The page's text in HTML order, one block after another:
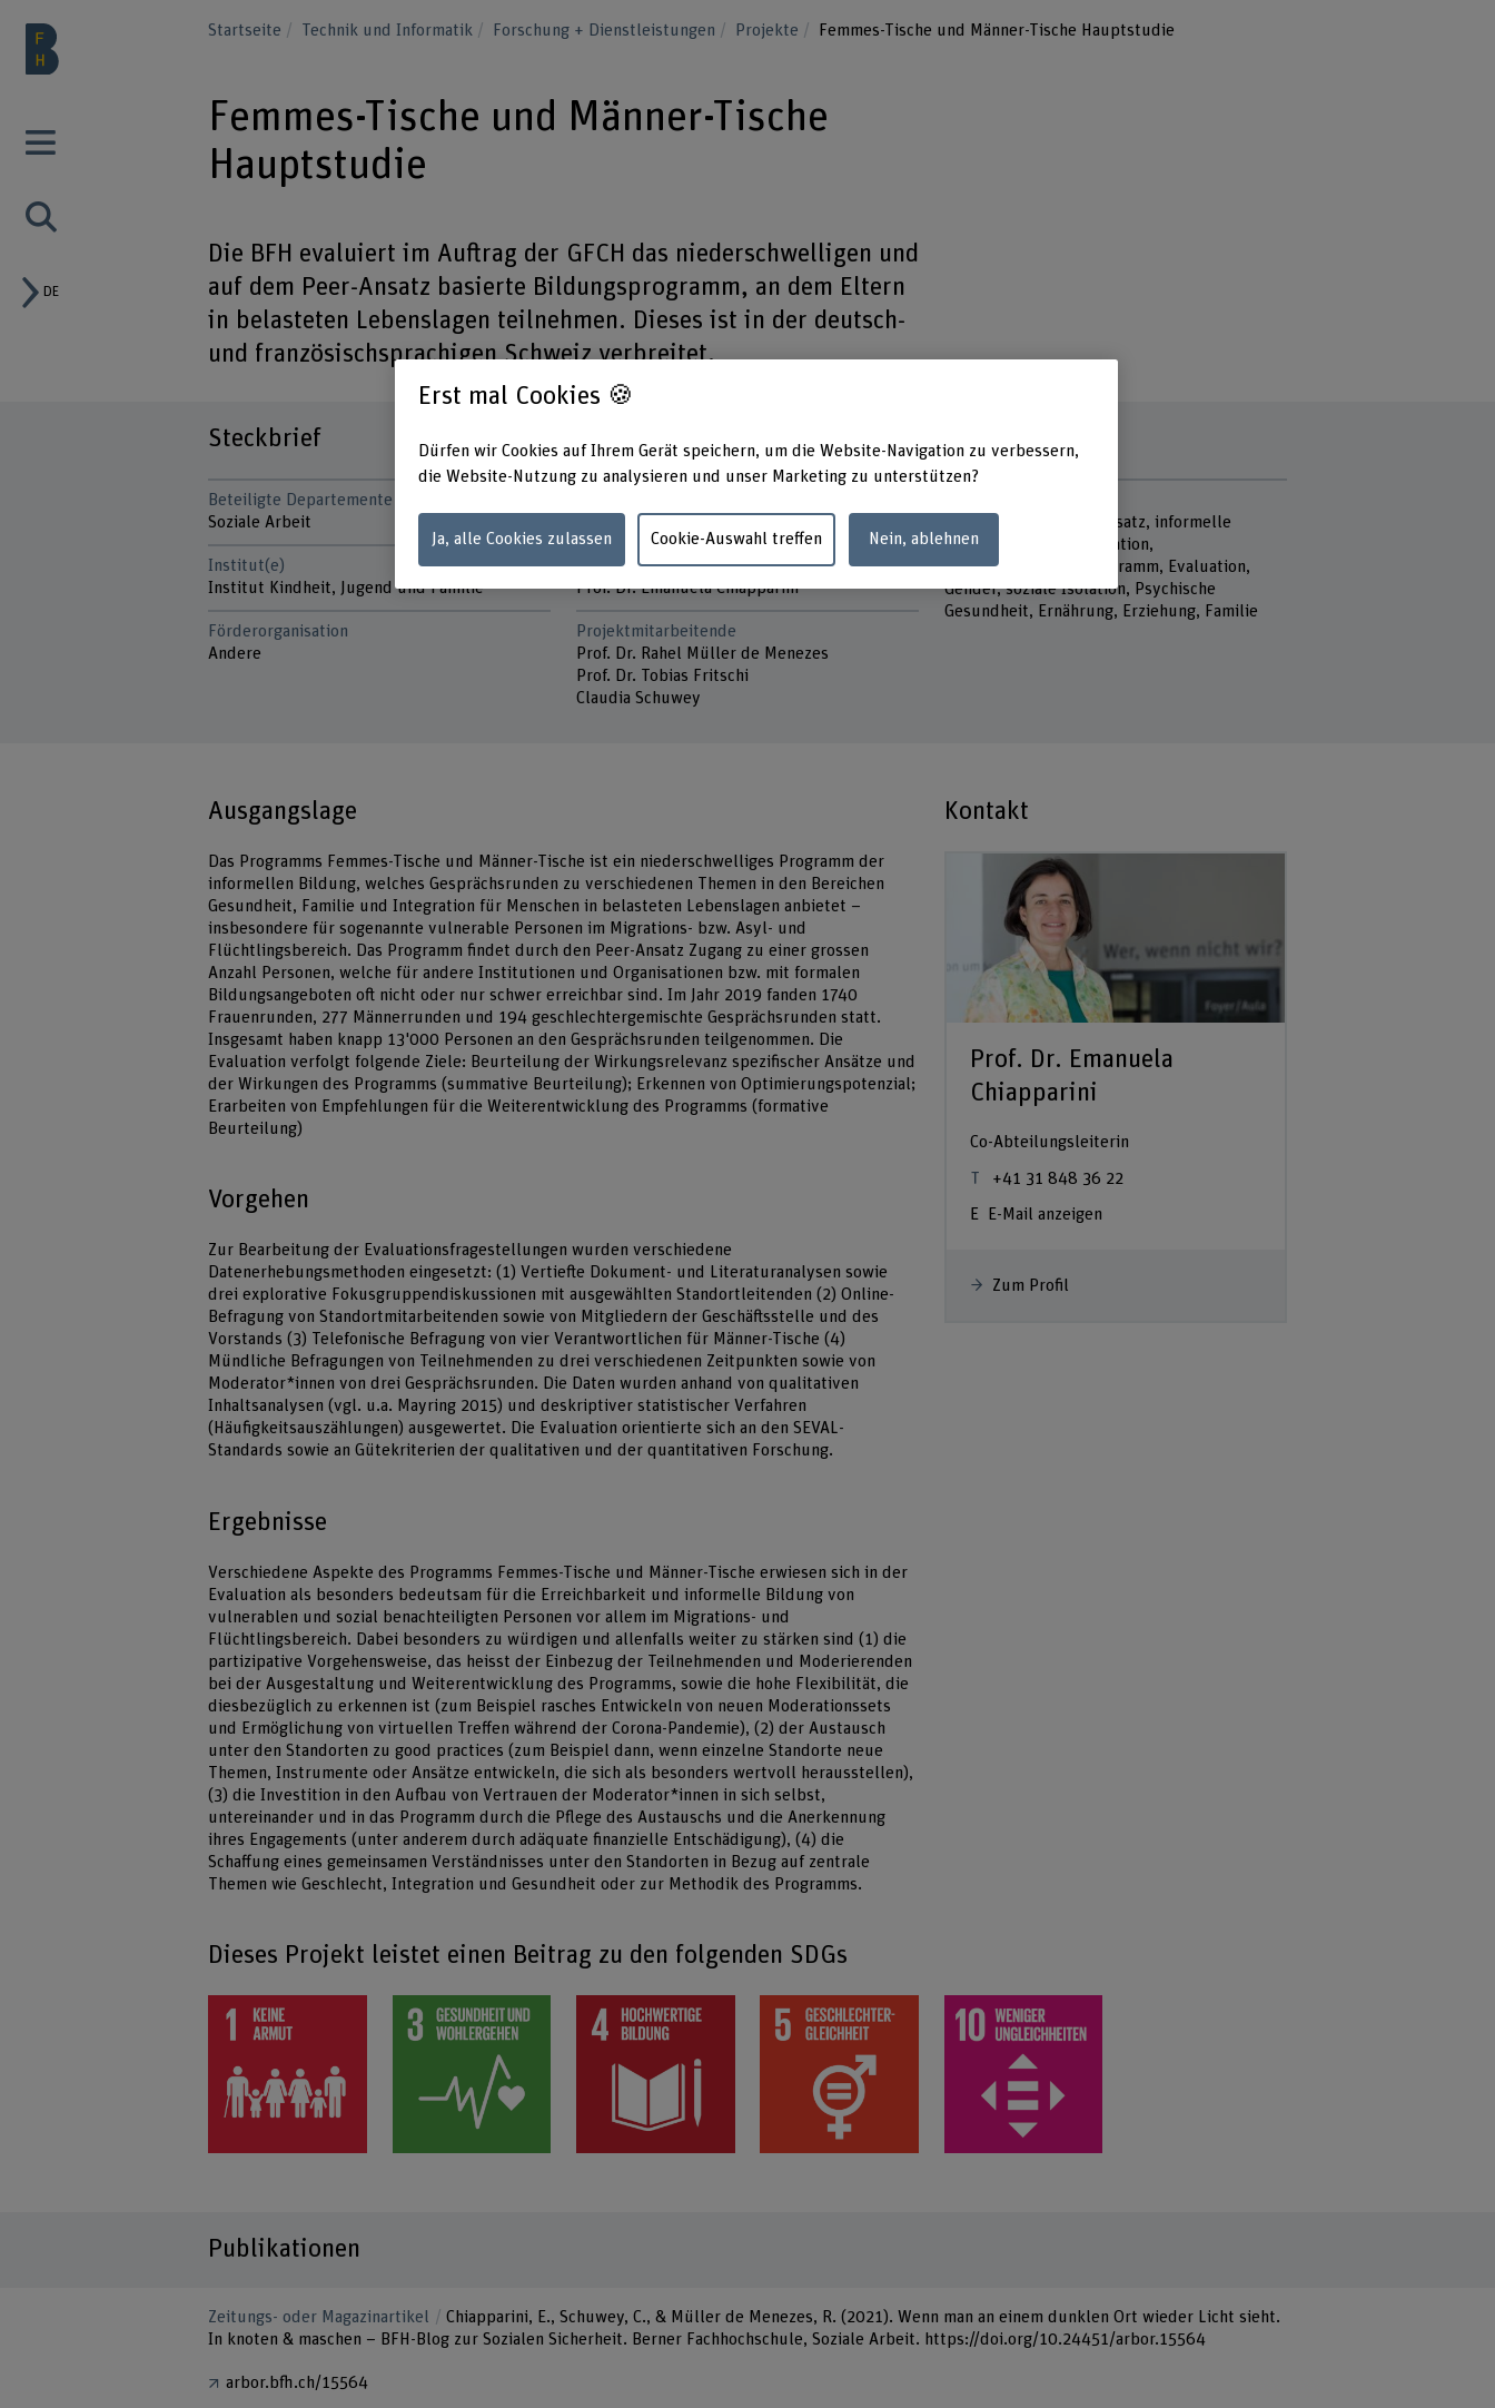
DE
Startseite Technik und Informatik Forschung + Dienstleistungen Projekte Femmes-Tische und Männer-Tische Hauptstudie
Femmes-Tische und Männer-Tische
Hauptstudie
Die BFH evaluiert im Auftrag der GFCH das niederschwelligen und
auf dem Peer-Ansatz basierte Bildungsprogramm, an dem Eltern
in belasteten Lebenslagen teilnehmen. Dieses ist in der deutsch-
und französischsprachigen Schweiz verbreitet.
Steckbrief
Beteiligte Departemente
Soziale Arbeit
Institut(e)
Institut Kindheit, Jugend und Familie
Förderorganisation
Andere
01.11.2019 - 31.12.2022
Projektleitung
Prof. Dr. Emanuela Chiapparini
Projektmitarbeitende
Prof. Dr. Rahel Müller de Menezes
Prof. Dr. Tobias Fritschi
Claudia Schuwey
Elternbildung, Peer-Ansatz, informelle
Bildung, soziale Integration,
niederschwelliges Programm, Evaluation,
Gender, soziale Isolation, Psychische
Gesundheit, Ernährung, Erziehung, Familie
Ausgangslage
Das Programms Femmes-Tische und Männer-Tische ist ein niederschwelliges Programm der
informellen Bildung, welches Gesprächsrunden zu verschiedenen Themen in den Bereichen
Gesundheit, Familie und Integration für Menschen in belasteten Lebenslagen anbietet –
insbesondere für sogenannte vulnerable Personen im Migrations- bzw. Asyl- und
Flüchtlingsbereich. Das Programm findet durch den Peer-Ansatz Zugang zu einer grossen
Anzahl Personen, welche für andere Institutionen und Organisationen bzw. mit formalen
Bildungsangeboten oft nicht oder nur schwer erreichbar sind. Im Jahr 2019 fanden 1740
Frauenrunden, 277 Männerrunden und 194 geschlechtergemischte Gesprächsrunden statt.
Insgesamt haben knapp 13'000 Personen an den Gesprächsrunden teilgenommen. Die
Evaluation verfolgt folgende Ziele: Beurteilung der Wirkungsrelevanz spezifischer Ansätze und
der Wirkungen des Programms (summative Beurteilung); Erkennen von Optimierungspotenzial;
Erarbeiten von Empfehlungen für die Weiterentwicklung des Programms (formative
Beurteilung)
Vorgehen
Zur Bearbeitung der Evaluationsfragestellungen wurden verschiedene
Datenerhebungsmethoden eingesetzt: (1) Vertiefte Dokument- und Literaturanalysen sowie
drei explorative Fokusgruppendiskussionen mit ausgewählten Standortleitenden (2) Online-
Befragung von Standortmitarbeitenden sowie von Mitgliedern der Geschäftsstelle und des
Vorstands (3) Telefonische Befragung von vier Verantwortlichen für Männer-Tische (4)
Mündliche Befragungen von Teilnehmenden zu drei verschiedenen Zeitpunkten sowie von
Moderator*innen von drei Gesprächsrunden. Die Daten wurden anhand von qualitativen
Inhaltsanalysen (vgl. u.a. Mayring 2015) und deskriptiver statistischer Verfahren
(Häufigkeitsauszählungen) ausgewertet. Die Evaluation orientierte sich an den SEVAL-
Standards sowie an Gütekriterien der qualitativen und der quantitativen Forschung.
Ergebnisse
Verschiedene Aspekte des Programms Femmes-Tische und Männer-Tische erwiesen sich in der
Evaluation als besonders bedeutsam für die Erreichbarkeit und informelle Bildung von
vulnerablen und sozial benachteiligten Personen vor allem im Migrations- und
Flüchtlingsbereich. Dabei besonders zu würdigen und allenfalls weiter zu stärken sind (1) die
partizipative Vorgehensweise, das heisst der Einbezug der Teilnehmenden und Moderierenden
bei der Ausgestaltung und Weiterentwicklung des Programms, sowie die hohe Flexibilität, die
diesbezüglich zu erkennen ist (zum Beispiel rasches Entwickeln von neuen Moderationssets
und Ermöglichung von virtuellen Treffen während der Corona-Pandemie), (2) der Austausch
unter den Standorten zu good practices (zum Beispiel dann, wenn einzelne Standorte neue
Themen, Instrumente oder Ansätze entwickeln, die sich als besonders wertvoll herausstellen),
(3) die Investition in den Aufbau von Vertrauen der Moderator*innen in sich selbst,
untereinander und in das Programm durch die Pflege des Austauschs und die Anerkennung
ihres Engagements (unter anderem durch adäquate finanzielle Entschädigung), (4) die
Schaffung eines gemeinsamen Verständnisses unter den Standorten in Bezug auf zentrale
Themen wie Geschlecht, Integration und Gesundheit oder zur Methodik des Programms.
Kontakt
Prof. Dr. Emanuela
Chiapparini
Co-Abteilungsleiterin
+41 31 848 36 22
E-Mail anzeigen
Zum Profil
Dieses Projekt leistet einen Beitrag zu den folgenden SDGs
Publikationen
Zeitungs- oder Magazinartikel
Chiapparini, E., Schuwey, C., & Müller de Menezes, R. (2021). Wenn man an einem dunklen Ort wieder Licht sieht.
In knoten & maschen – BFH-Blog zur Sozialen Sicherheit. Berner Fachhochschule, Soziale Arbeit. https://doi.org/10.24451/arbor.15564
arbor.bfh.ch/15564
Erst mal Cookies 🍪
Dürfen wir Cookies auf Ihrem Gerät speichern, um die Website-Navigation zu verbessern,
die Website-Nutzung zu analysieren und unser Marketing zu unterstützen?
Ja, alle Cookies zulassen Cookie-Auswahl treffen Nein, ablehnen